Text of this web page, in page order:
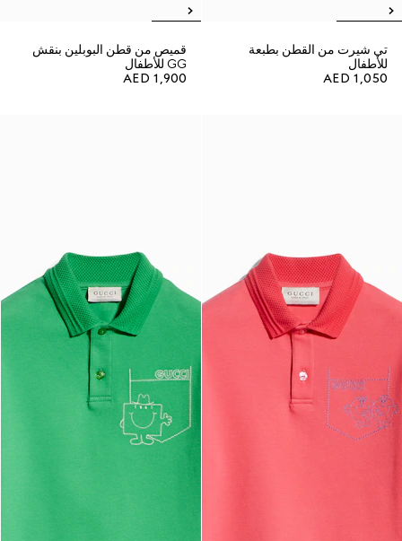
تي شيرت من القطن بطبعة
للأطفال
AED 1,050
قميص من قطن البوبلين بنقش
GG للأطفال
AED 1,900